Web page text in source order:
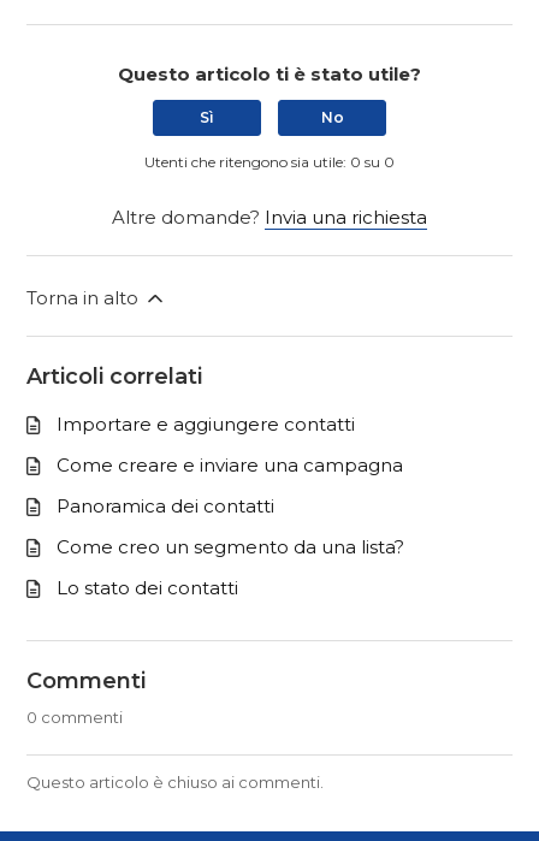
Questo articolo ti è stato utile?
Sì No
Utenti che ritengono sia utile: 0 su 0
Altre domande? Invia una richiesta
Torna in alto
Articoli correlati
Importare e aggiungere contatti
Come creare e inviare una campagna
Panoramica dei contatti
Come creo un segmento da una lista?
Lo stato dei contatti
Commenti
0 commenti
Questo articolo è chiuso ai commenti.